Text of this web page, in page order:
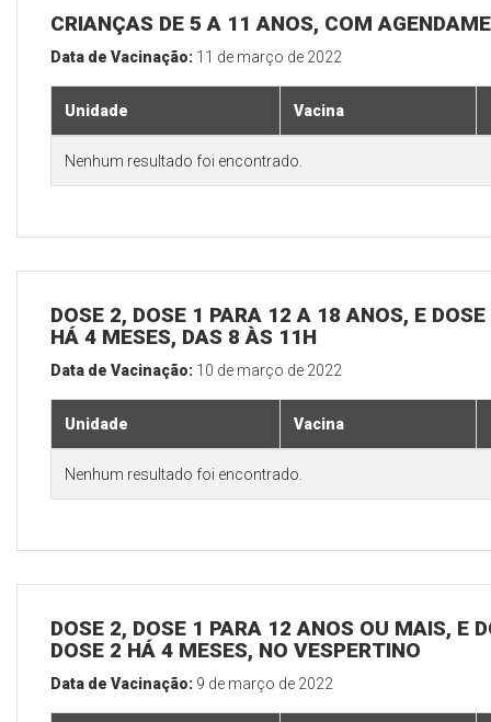
CRIANÇAS DE 5 A 11 ANOS, COM
Data de Vacinação: 11 de março de 2022
Unidade Vacina
Nenhum resultado foi encontrado.
DOSE 2, DOSE 1 PARA 12 A 18 ANOS, E
HÁ 4 MESES, DAS 8 ÀS 11H
Data de Vacinação: 10 de março de 2022
Unidade Vacina
Nenhum resultado foi encontrado.
DOSE 2, DOSE 1 PARA 12 ANOS OU MAIS, E
DOSE 2 HÁ 4 MESES, NO VESPERTINO
Data de Vacinação: 9 de março de 2022